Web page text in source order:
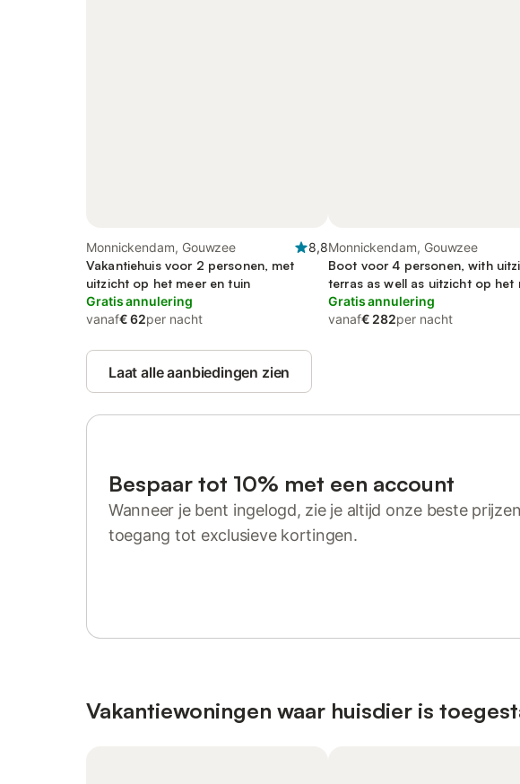
Monnickendam, Gouwzee
8,8
Vakantiehuis voor 2 personen, met
uitzicht op het meer en tuin
Gratis annulering
vanaf€ 62per nacht
Monnickendam, Gouwzee
Boot voor 4 personen, with
terras as well as uitzicht op het
Gratis annulering
vanaf€ 282per nacht
Laat alle aanbiedingen zien
Bespaar tot 10% met een account
Wanneer je bent ingelogd, zie je altijd onze beste
toegang tot exclusieve kortingen.
Vakantiewoningen waar huisdier is